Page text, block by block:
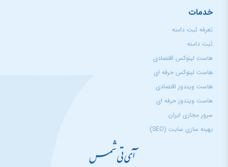
خدمات
تعرفه ثبت دامنه
ثبت دامنه
هاست لینوکس اقتصادی
هاست لینوکس حرفه ای
هاست ویندوز اقتصادی
هاست ویندوز حرفه ای
سرور مجازی ایران
بهینه سازی سایت (SEO)